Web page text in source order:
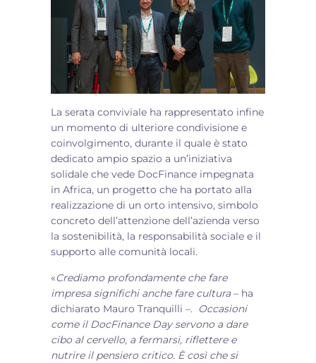
La serata conviviale ha rappresentato infine
un momento di ulteriore condivisione e
coinvolgimento, durante il quale è stato
dedicato ampio spazio a un’iniziativa
solidale che vede DocFinance impegnata
in Africa, un progetto che ha portato alla
realizzazione di un orto intensivo, simbolo
concreto dell’attenzione dell’azienda verso
la sostenibilità, la responsabilità sociale e il
supporto alle comunità locali.
«Crediamo profondamente che fare
impresa significhi anche fare cultura– ha
dichiarato Mauro Tranquilli –. Occasioni
come il DocFinance Day servono a dare
cibo al cervello, a fermarsi, riflettere e
nutrire il pensiero critico. È così che si